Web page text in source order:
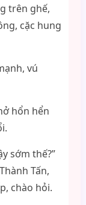
trên ghế,
cặc hung
vú
hổn hển
sớm thế?”
Tấn,
chào hỏi.